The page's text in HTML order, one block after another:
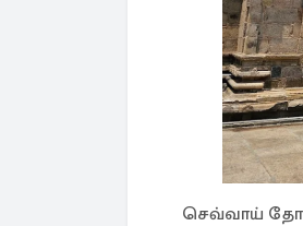
செவ்வாய்